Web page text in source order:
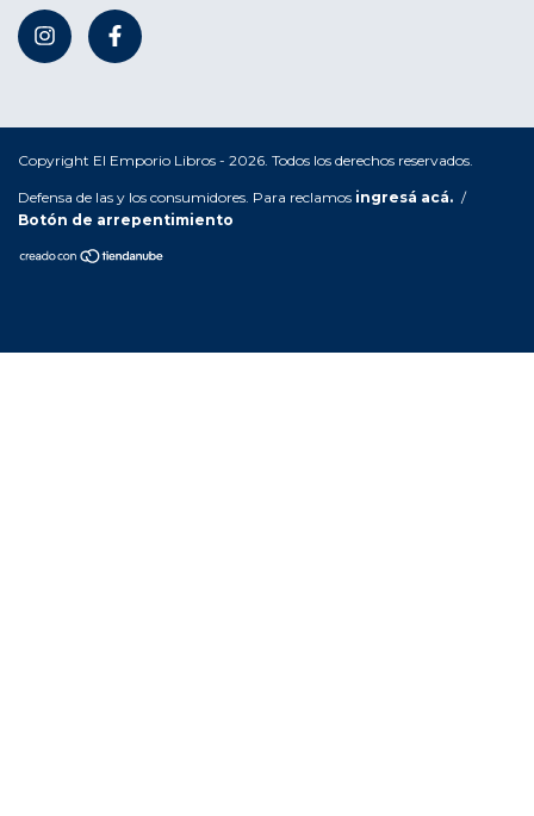
Copyright El Emporio Libros - 2026. Todos los derechos reservados.
Defensa de las y los consumidores. Para reclamos ingresá acá. /
Botón de arrepentimiento